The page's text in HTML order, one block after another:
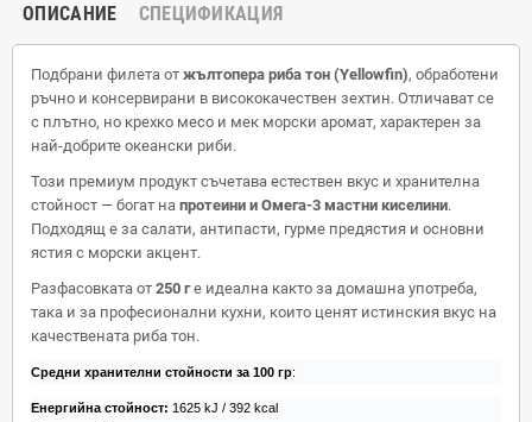
ОПИСАНИЕ СПЕЦИФИКАЦИЯ
Подбрани филета от жълтопера риба тон (Yellowfin), обработени
ръчно и консервирани в висококачествен зехтин. Отличават се
с плътно, но крехко месо и мек морски аромат, характерен за
най-добрите океански риби.
Този премиум продукт съчетава естествен вкус и хранителна
стойност — богат на протеини и Омега-3 мастни киселини.
Подходящ е за салати, антипасти, гурме предястия и основни
ястия с морски акцент.
Разфасовката от 250 ге идеална както за домашна употреба,
така и за професионални кухни, които ценят истинския вкус на
качествената риба тон.
Средни хранителни стойности за 100 гр:
Енергийна стойност: 1625 kJ / 392 kcal